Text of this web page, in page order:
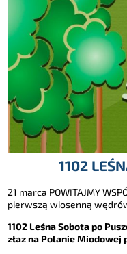
1102
21 marca POWITAJMY
pierwszą wiosenną
1102 Leśna Sobota po
złaz na Polanie Miodowej